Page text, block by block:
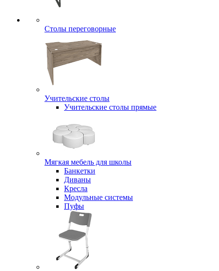
Столы переговорные
Учительские столы
Учительские столы прямые
Мягкая мебель для школы
Банкетки
Диваны
Кресла
Модульные системы
Пуфы